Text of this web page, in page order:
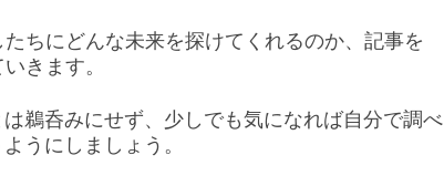
ちにどんな未来を探けてくれるのか、記事を
きます。
鵜呑みにせず、少しでも気になれば自分で調べ
うにしましょう。